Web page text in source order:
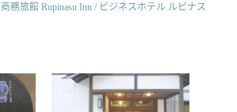
商務旅館 Rupinasu Inn / ビジネスホテル ルピナス